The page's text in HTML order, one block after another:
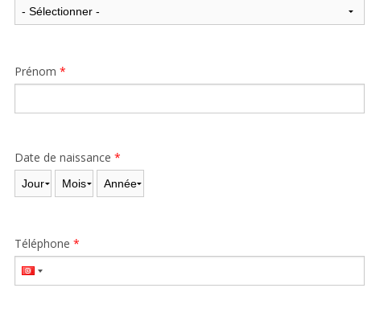
Prénom *
Date de naissance *
Jour
Mois Année
Téléphone *